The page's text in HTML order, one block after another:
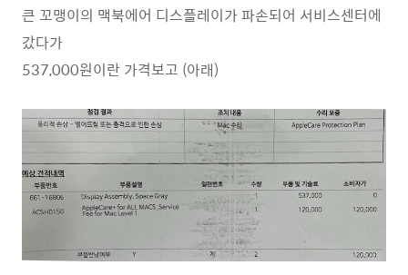
큰 꼬맹이의 맥북에어 디스플레이가 파손되어 서비스센터에
갔다가
537,000원이란 가격보고 (아래)